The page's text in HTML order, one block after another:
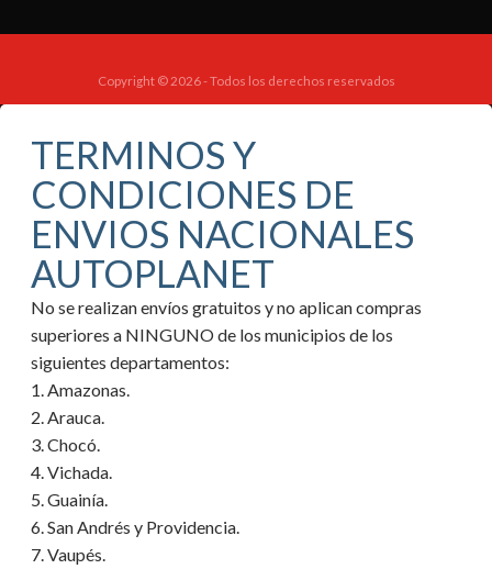
Copyright © 2026 - Todos los derechos reservados
TERMINOS Y
CONDICIONES DE
ENVIOS NACIONALES
AUTOPLANET
No se realizan envíos gratuitos y no aplican compras
superiores a NINGUNO de los municipios de los
siguientes departamentos:
1. Amazonas.
2. Arauca.
3. Chocó.
4. Vichada.
5. Guainía.
6. San Andrés y Providencia.
7. Vaupés.